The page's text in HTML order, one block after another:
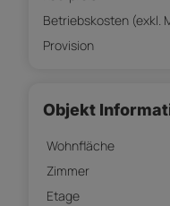
Betriebskosten (exkl.
Provision
Objekt
Wohnfläche
Zimmer
Etage